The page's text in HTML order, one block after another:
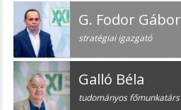
G. Fodor Gábor
stratégiai igazgató
Galló Béla
tudományos főmunkatárs